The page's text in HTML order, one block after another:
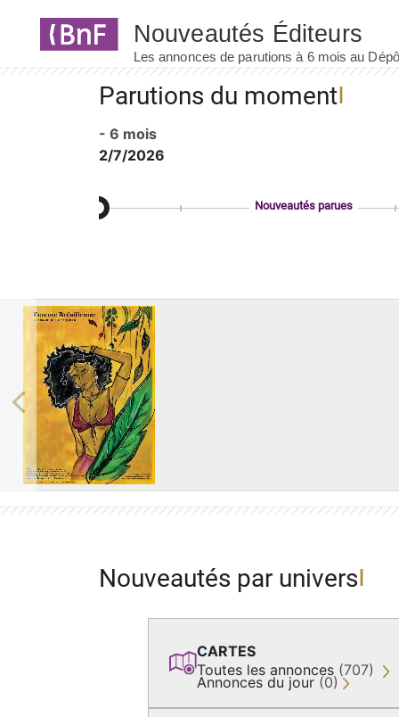
Parutions du moment
- 6 mois
2/7/2026
Nouveautés parues
Previous
Nouveautés par univers
CARTES
Toutes les annonces (707)
Annonces du jour (0)